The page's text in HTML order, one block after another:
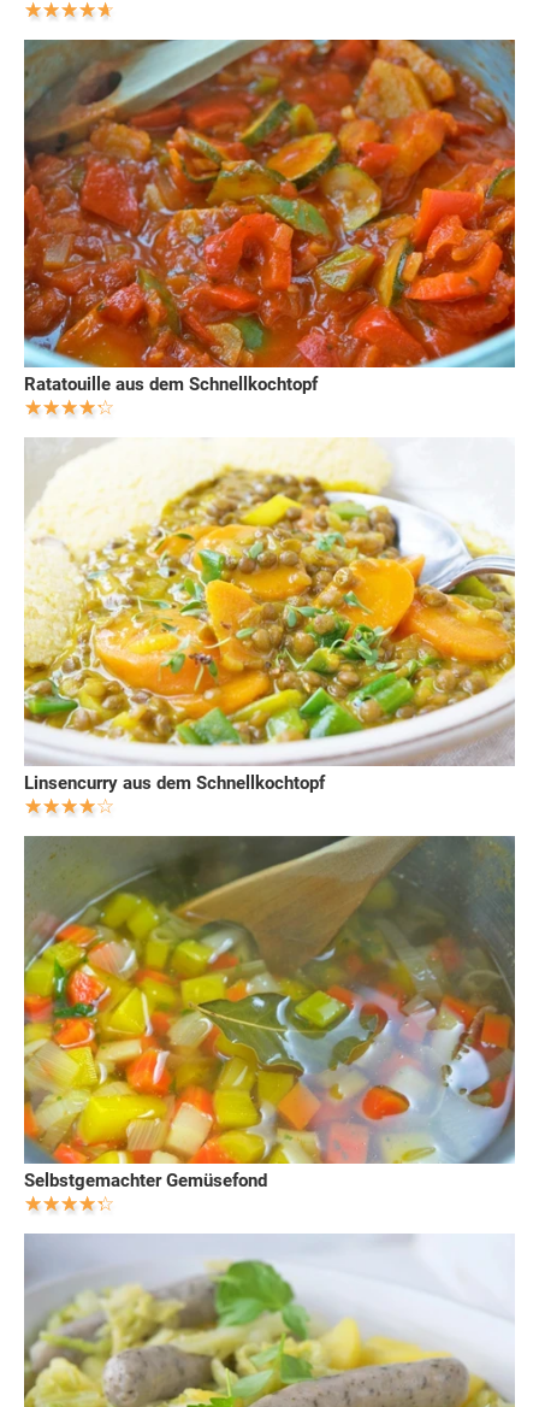
Ratatouille aus dem Schnellkochtopf
Linsencurry aus dem Schnellkochtopf
Selbstgemachter Gemüsefond